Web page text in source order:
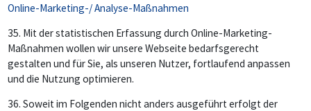
Online-Marketing-/ Analyse-Maßnahmen
35. Mit der statistischen Erfassung durch Online-Marketing-
Maßnahmen wollen wir unsere Webseite bedarfsgerecht
gestalten und für Sie, als unseren Nutzer, fortlaufend anpassen
und die Nutzung optimieren.
36. Soweit im Folgenden nicht anders ausgeführt erfolgt der